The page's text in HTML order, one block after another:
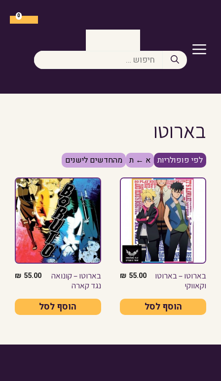
חיפוש:
0
תפריט
בארוטו
לפי פופולריות א ← ת מהחדשים לישנים
בארוטו – בארוטו
וקאווקי
55.00
₪
הוסף לסל
בארוטו – קונואה
נגד קארה
55.00
₪
הוסף לסל